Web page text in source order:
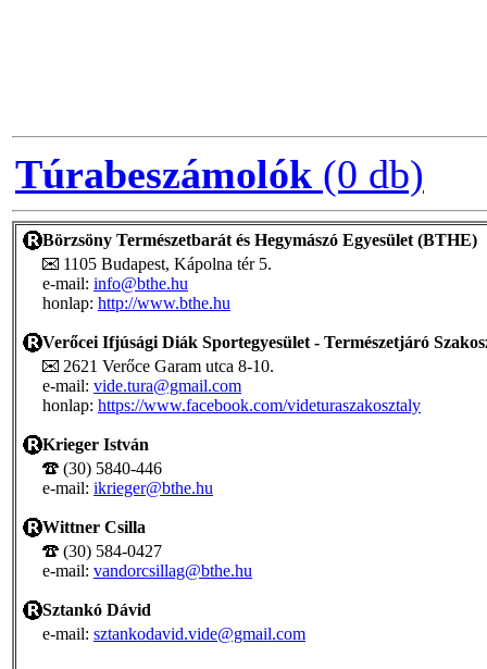
Túrabeszámolók (0 db)
Börzsöny Természetbarát és Hegymászó Egyesület (BTHE)
1105 Budapest, Kápolna tér 5.
e-mail: info@bthe.hu
honlap: http://www.bthe.hu
Verőcei Ifjúsági Diák Sportegyesület - Természetjáró
2621 Verőce Garam utca 8-10.
e-mail: vide.tura@gmail.com
honlap: https://www.facebook.com/videturaszakosztaly
Krieger István
(30) 5840-446
e-mail: ikrieger@bthe.hu
Wittner Csilla
(30) 584-0427
e-mail: vandorcsillag@bthe.hu
Sztankó Dávid
e-mail: sztankodavid.vide@gmail.com